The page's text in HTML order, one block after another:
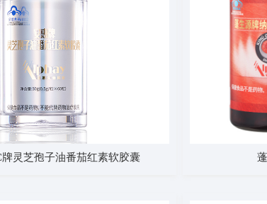
灵芝孢子油番茄红素软胶囊